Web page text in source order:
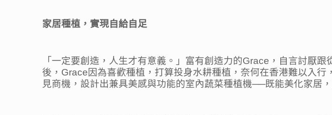
家居種植，實現自給自足
「一定要創造，人生才有意義。」富有創造力的Grace，自言討厭
後，Grace因為喜歡種植，打算投身水耕種植，奈何在香港難以入
見商機，設計出兼具美感與功能的室內蔬菜種植機──既能美化家居